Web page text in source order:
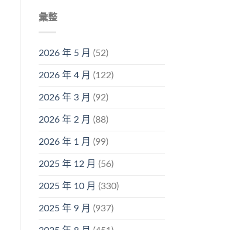
彙整
2026 年 5 月 (52)
2026 年 4 月 (122)
2026 年 3 月 (92)
2026 年 2 月 (88)
2026 年 1 月 (99)
2025 年 12 月 (56)
2025 年 10 月 (330)
2025 年 9 月 (937)